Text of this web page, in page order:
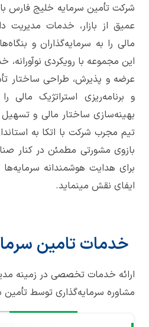
شرکت تأمین سرمایه خلیج
عمیق از بازار، خدمات مدیریت
مالی را به سرمایه‌گذاران و
این مجموعه با رویکردی
عرضه و پذیرش، طراحی ساختار
و برنامه‌ریزی استراتژیک مالی
بهینه‌سازی ساختار مالی و تسهیل
تیم مجرب شرکت با اتکا به
بازوی مشورتی مطمئن در کنار
برای هدایت هوشمندانه
ایفای نقش مینماید.
خدمات تامین
ارائه خدمات تخصصی در زمینه
مشاوره سرمایه‌گذاری توسط